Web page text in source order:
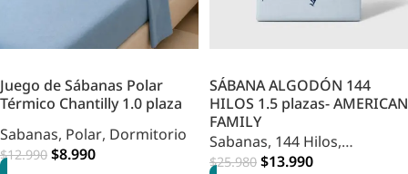
Juego de Sábanas Polar
Térmico Chantilly 1.0 plaza
Sabanas, Polar, Dormitorio
$12.990 $8.990
SÁBANA ALGODÓN 144
HILOS 1.5 plazas- AMERICAN
FAMILY
Sabanas, 144 Hilos,
Dormitorio
$25.980 $13.990